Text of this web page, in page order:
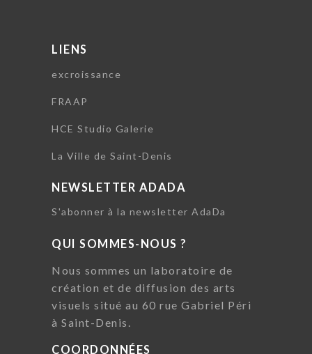
LIENS
excroissance
FRAAP
HCE Studio Galerie
La Ville de Saint-Denis
NEWSLETTER ADADA
S'abonner à la newsletter AdaDa
QUI SOMMES-NOUS ?
Nous sommes un laboratoire de
création et de diffusion des arts
visuels situé au 60 rue Gabriel Péri
à Saint-Denis.
COORDONNÉES